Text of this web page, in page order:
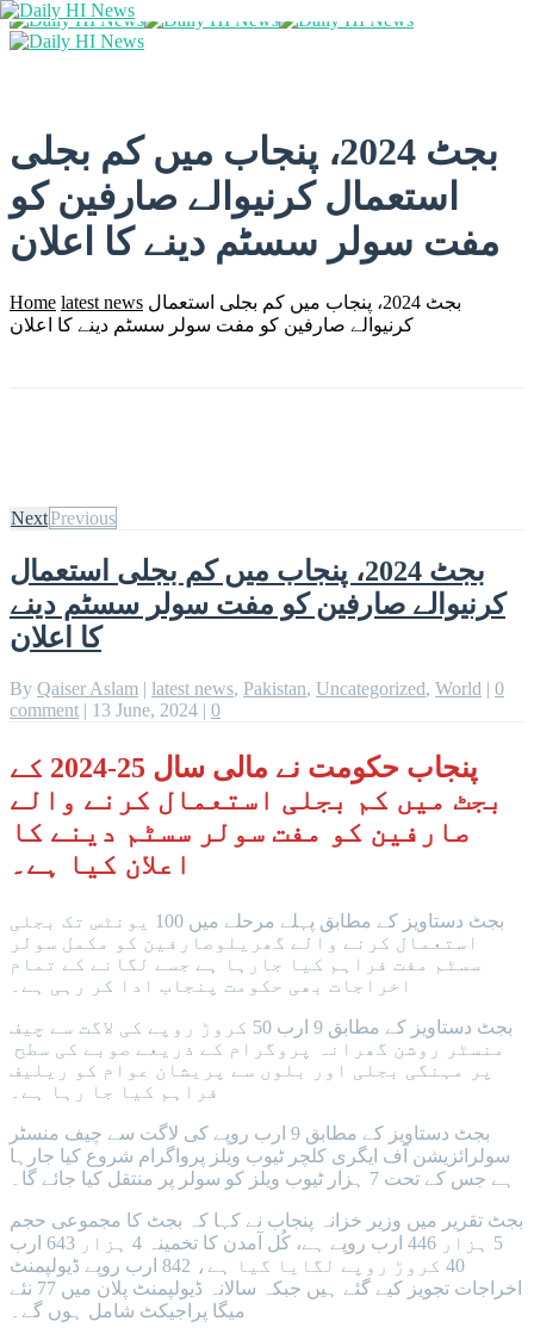
بجٹ 2024، پنجاب میں کم بجلی
استعمال کرنیوالے صارفین کو
مفت سولر سسٹم دینے کا اعلان
Home latest news بجٹ 2024، پنجاب میں کم بجلی استعمال
کرنیوالے صارفین کو مفت سولر سسٹم دینے کا اعلان
NextPrevious
بجٹ 2024، پنجاب میں کم بجلی استعمال
کرنیوالے صارفین کو مفت سولر سسٹم دینے
کا اعلان
By Qaiser Aslam | latest news, Pakistan, Uncategorized, World | 0
comment | 13 June, 2024 | 0
پنجاب حکومت نے مالی سال 25-2024 کے
بجٹ میں کم بجلی استعمال کرنے والے
صارفین کو مفت سولر سسٹم دینے کا
اعلان کیا ہے۔
بجٹ دستاویز کے مطابق پہلے مرحلے میں 100 یونٹس تک بجلی
استعمال کرنے والے گھریلوصارفین کو مکمل سولر
سسٹم مفت فراہم کیا جارہا ہے جسے لگانے کے تمام
اخراجات بھی حکومت پنجاب ادا کر رہی ہے۔
بجٹ دستاویز کے مطابق 9 ارب 50 کروڑ روپے کی لاگت سے چیف
منسٹر روشن گھرانہ پروگرام کے ذریعے صوبے کی سطح
پر مہنگی بجلی اور بلوں سے پریشان عوام کو ریلیف
بجٹ دستاویز کے مطابق 9 ارب روپے کی لاگت سے چیف منسٹر
سولرائزیشن آف ایگری کلچر ٹیوب ویلز پرواگرام شروع کیا جارہا
ہے جس کے تحت 7 ہزار ٹیوب ویلز کو سولر پر منتقل کیا جائے گا۔
بجٹ تقریر میں وزیر خزانہ پنجاب نے کہا کہ بجٹ کا مجموعی حجم
5 ہزار 446 ارب روپے ہے، کُل آمدن کا تخمینہ 4 ہزار 643 ارب
40 کروڑ روپے لگایا گیا ہے، 842 ارب روپے ڈیولپمنٹ
اخراجات تجویز کیے گئے ہیں جبکہ سالانہ ڈیولپمنٹ پلان میں 77 نئے
میگا پراجیکٹ شامل ہوں گے۔